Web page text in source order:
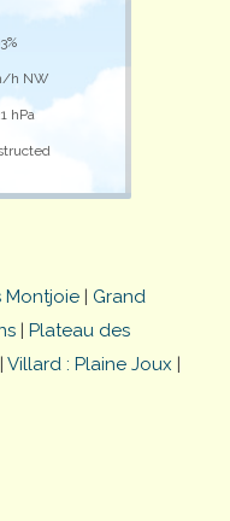
h NW
hPa
Montjoie | Grand
| Plateau des
| Villard : Plaine Joux |